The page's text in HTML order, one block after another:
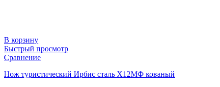
В корзину
Быстрый просмотр
Сравнение
Нож туристический Ирбис сталь Х12МФ кованый